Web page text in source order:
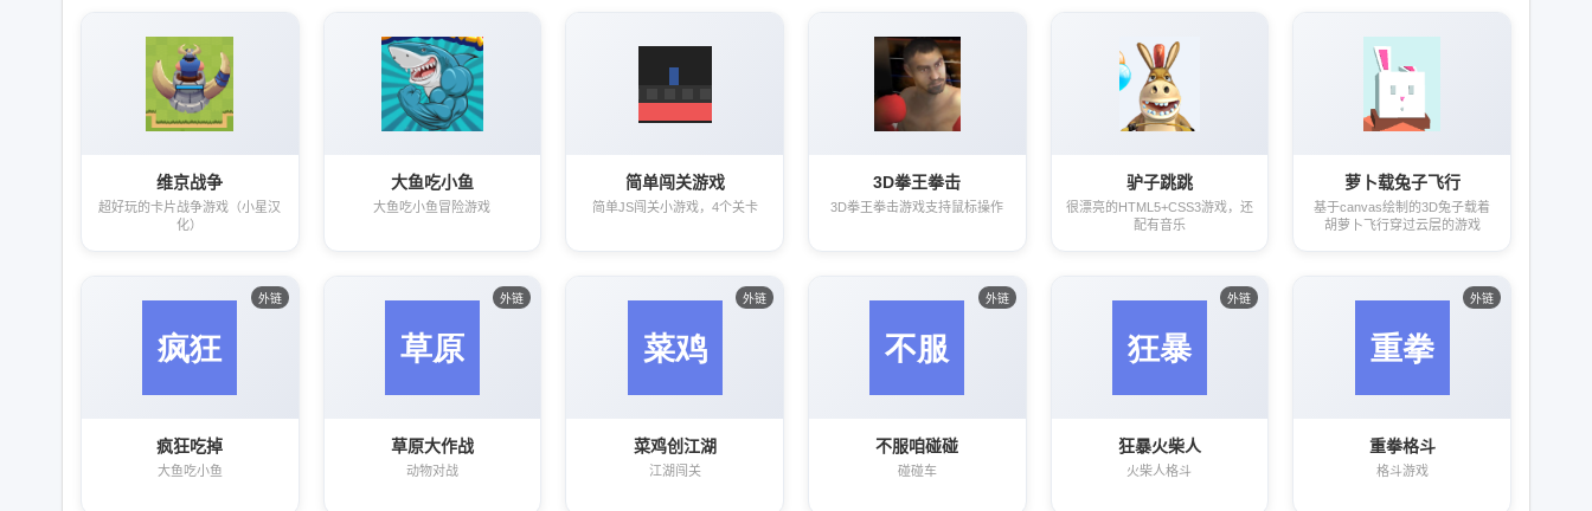
维京战争
超好玩的卡片战争游戏（小星汉
化）
大鱼吃小鱼
大鱼吃小鱼冒险游戏
简单闯关游戏
简单JS闯关小游戏，4个关卡
3D拳王拳击
3D拳王拳击游戏支持鼠标操作
驴子跳跳
很漂亮的HTML5+CSS3游戏，还
配有音乐
萝卜载兔子飞行
基于canvas绘制的3D兔子载着
胡萝卜飞行穿过云层的游戏
外链
疯狂吃掉
大鱼吃小鱼
外链
草原大作战
动物对战
外链
菜鸡创江湖
江湖闯关
外链
不服咱碰碰
碰碰车
外链
狂暴火柴人
火柴人格斗
外链
重拳格斗
格斗游戏